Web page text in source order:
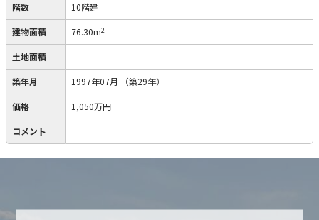
階数 10階建
建物面積 76.30m2
土地面積 －
築年月 1997年07月 （築29年）
価格 1,050万円
コメント